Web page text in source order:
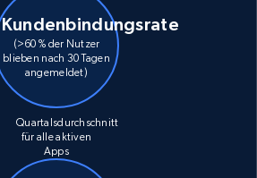
Kundenbindungsrate
(>60 % der Nutzer
blieben nach 30 Tagen
angemeldet)
Quartalsdurchschnitt
für alle aktiven
Apps